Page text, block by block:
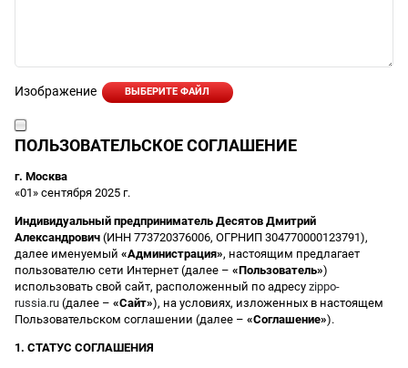
Изображение ВЫБЕРИТЕ ФАЙЛ
ПОЛЬЗОВАТЕЛЬСКОЕ СОГЛАШЕНИЕ
г. Москва
«01» сентября 2025 г.
Индивидуальный предприниматель Десятов Дмитрий
Александрович (ИНН 773720376006, ОГРНИП 304770000123791),
далее именуемый «Администрация», настоящим предлагает
пользователю сети Интернет (далее – «Пользователь»)
использовать свой сайт, расположенный по адресу zippo-
russia.ru (далее – «Сайт»), на условиях, изложенных в настоящем
Пользовательском соглашении (далее – «Соглашение»).
1. СТАТУС СОГЛАШЕНИЯ